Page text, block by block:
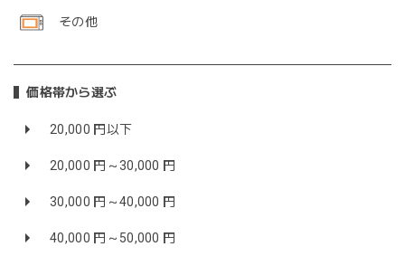
その他
価格帯から選ぶ
20,000 円以下
20,000 円～30,000 円
30,000 円～40,000 円
40,000 円～50,000 円